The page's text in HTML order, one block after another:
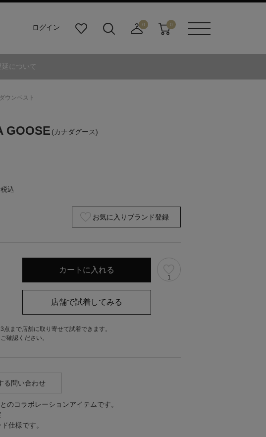
ログイン
り
ダ
0
寄
0
について
ウンベスト
GOOSE (カナダグース)
税込
お気に入りブランド登録
1
点まで店舗に取り寄せて試着できます。
確認ください。
る問い合わせ
のコラボレーションアイテムです。
仕様です。